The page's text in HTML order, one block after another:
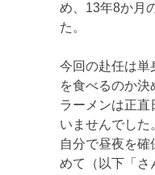
め、13年8か月
た。
今回の赴任は単
を食べるのか決
ラーメンは正直
いませんでした
自分で昼夜を
めて（以下「さ